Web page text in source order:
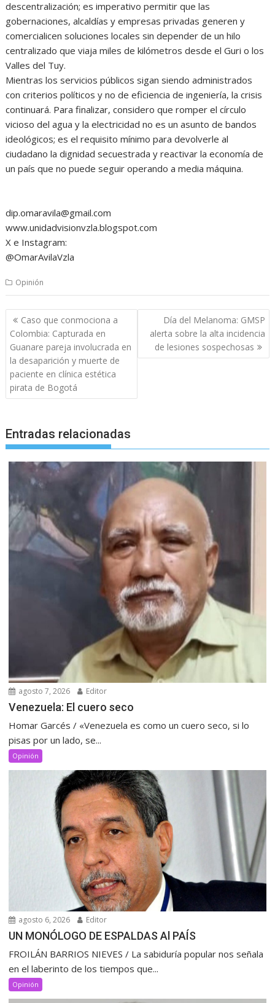
descentralización; es imperativo permitir que las
gobernaciones, alcaldías y empresas privadas generen y
comercialicen soluciones locales sin depender de un hilo
centralizado que viaja miles de kilómetros desde el Guri o los
Valles del Tuy.
Mientras los servicios públicos sigan siendo administrados
con criterios políticos y no de eficiencia de ingeniería, la crisis
continuará. Para finalizar, considero que romper el círculo
vicioso del agua y la electricidad no es un asunto de bandos
ideológicos; es el requisito mínimo para devolverle al
ciudadano la dignidad secuestrada y reactivar la economía de
un país que no puede seguir operando a media máquina.
dip.omaravila@gmail.com
www.unidadvisionvzla.blogspot.com
X e Instagram:
@OmarAvilaVzla
Opinión
Navegación
de
entradas
Caso que conmociona a
Colombia: Capturada en
Guanare pareja involucrada en
la desaparición y muerte de
paciente en clínica estética
pirata de Bogotá
Día del Melanoma: GMSP
alerta sobre la alta incidencia
de lesiones sospechosas
Entradas relacionadas
agosto 7, 2026 Editor
Venezuela: El cuero seco
Homar Garcés / «Venezuela es como un cuero seco, si lo
pisas por un lado, se...
Opinión
agosto 6, 2026 Editor
UN MONÓLOGO DE ESPALDAS Al PAÍS
FROILÁN BARRIOS NIEVES / La sabiduría popular nos señala
en el laberinto de los tiempos que...
Opinión